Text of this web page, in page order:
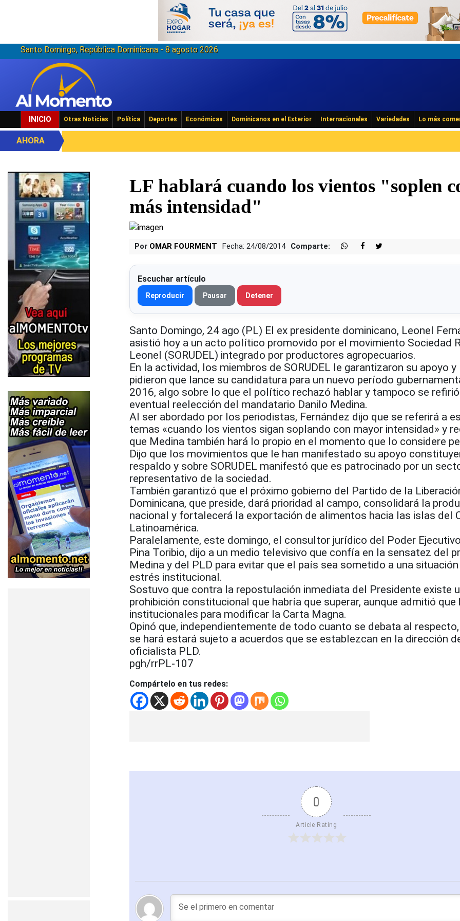
Santo Domingo, República Dominicana - 8 agosto 2026
INICIO Otras Noticias Política Deportes Económicas Dominicanos en el Exterior Internacionales Variedades Lo más
AHORA
LF hablará cuando los vientos "soplen
más intensidad"
Por OMAR FOURMENT Fecha: 24/08/2014 Comparte:
Escuchar artículo
Reproducir Pausar Detener
Santo Domingo, 24 ago (PL) El ex presidente dominicano, Leonel
asistió hoy a un acto político promovido por el movimiento Sociedad
Leonel (SORUDEL) integrado por productores agropecuarios.
En la actividad, los miembros de SORUDEL le garantizaron su apoyo y
pidieron que lance su candidatura para un nuevo período
2016, algo sobre lo que el político rechazó hablar y tampoco se
eventual reelección del mandatario Danilo Medina.
Al ser abordado por los periodistas, Fernández dijo que se referirá a
temas «cuando los vientos sigan soplando con mayor intensidad» y
que Medina también hará lo propio en el momento que lo considere
Dijo que los movimientos que le han manifestado su apoyo
respaldo y sobre SORUDEL manifestó que es patrocinado por un
representativo de la sociedad.
También garantizó que el próximo gobierno del Partido de la
Dominicana, que preside, dará prioridad al campo, consolidará la
nacional y fortalecerá la exportación de alimentos hacia las islas del
Latinoamérica.
Paralelamente, este domingo, el consultor jurídico del Poder
Pina Toribio, dijo a un medio televisivo que confía en la sensatez del
Medina y del PLD para evitar que el país sea sometido a una
estrés institucional.
Sostuvo que contra la repostulación inmediata del Presidente existe
prohibición constitucional que habría que superar, aunque admitió que
institucionales para modificar la Carta Magna.
Opinó que, independientemente de todo cuanto se debata al
se hará estará sujeto a acuerdos que se establezcan en la dirección
oficialista PLD.
pgh/rrPL-107
Compártelo en tus redes:
0
Article Rating